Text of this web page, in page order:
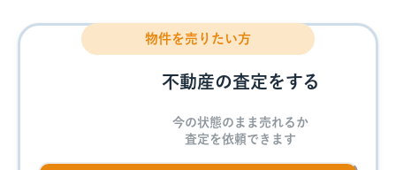
物件を売りたい方
不動産の査定をする
今の状態のまま売れるか
査定を依頼できます